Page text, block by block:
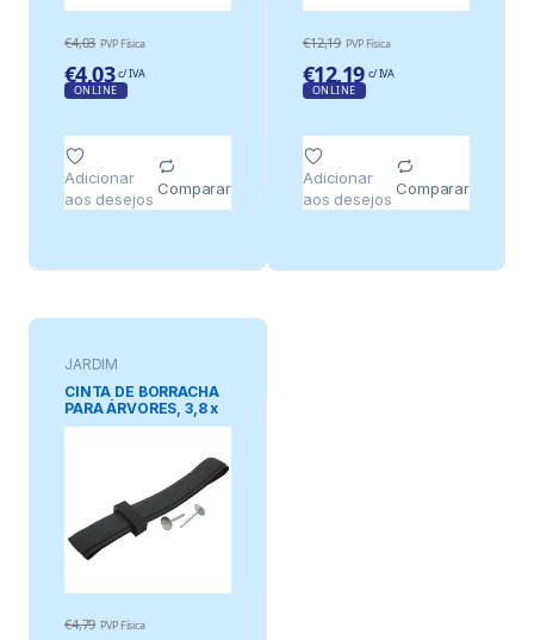
€4,03 PVP Física
€4,03 c/ IVA
ONLINE
Adicionar
aos desejos
Comparar
€12,19 PVP Física
€12,19 c/ IVA
ONLINE
Adicionar
aos desejos
Comparar
JARDIM
CINTA DE BORRACHA
PARA ÁRVORES, 3,8 x
90 cm
€4,79 PVP Física